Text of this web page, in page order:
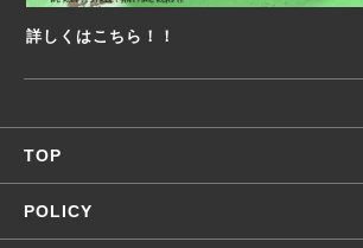
詳しくはこちら！！
TOP
POLICY